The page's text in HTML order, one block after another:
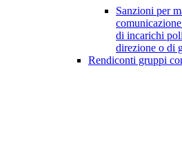
Sanzioni per
di incarichi
direzione o di
Rendiconti gruppi